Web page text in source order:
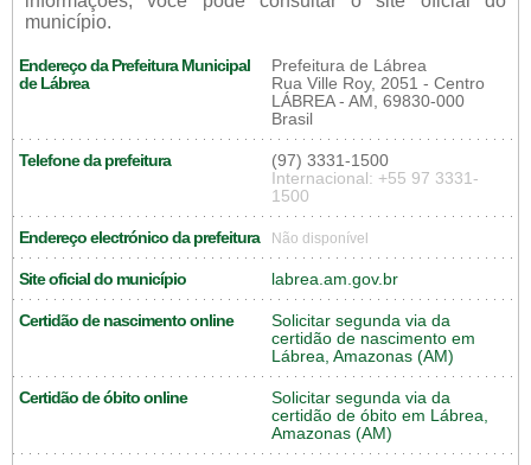
município.
Endereço da Prefeitura Municipal
de Lábrea
Prefeitura de Lábrea
Rua Ville Roy, 2051 - Centro
LÁBREA - AM, 69830-000
Brasil
Telefone da prefeitura
(97) 3331-1500
Internacional: +55 97 3331-
1500
Endereço electrónico da prefeitura Não disponível
Site oficial do município labrea.am.gov.br
Certidão de nascimento online
Solicitar segunda via da
certidão de nascimento em
Lábrea, Amazonas (AM)
Certidão de óbito online
Solicitar segunda via da
certidão de óbito em Lábrea,
Amazonas (AM)